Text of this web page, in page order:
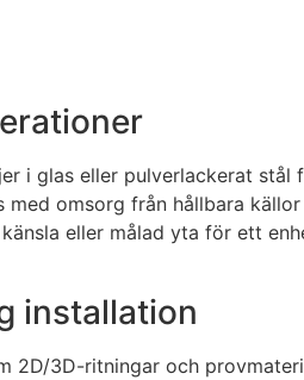
i glas eller pulverlackerat
omsorg från hållbara
eller målad yta för ett
installation
3D-ritningar och